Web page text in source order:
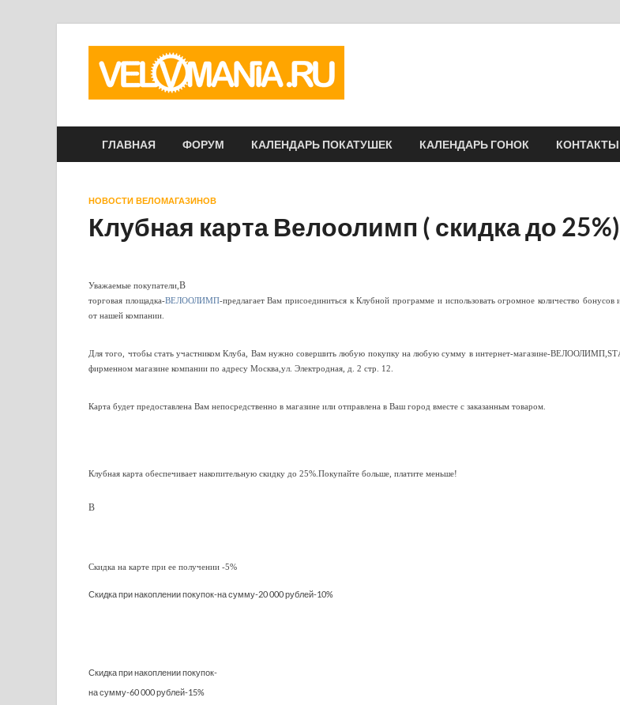
ГЛАВНАЯ ФОРУМ КАЛЕНДАРЬ ПОКАТУШЕК КАЛЕНДАРЬ ГОНОК КОНТАКТЫ
НОВОСТИ ВЕЛОМАГАЗИНОВ
Клубная карта Велоолимп ( скидка до 25%)
Уважаемые покупатели, В
торговая площадка-ВЕЛООЛИМП-предлагает Вам присоединиться к Клубной программе и использовать огромное количество бонусов
от нашей компании.
Для того, чтобы стать участником Клуба, Вам нужно совершить любую покупку на любую сумму в интернет-магазине-
фирменном магазине компании по адресу Москва,ул. Электродная, д. 2 стр. 12.
Карта будет предоставлена Вам непосредственно в магазине или отправлена в Ваш город вместе с заказанным товаром.
Клубная карта обеспечивает накопительную скидку до 25%.Покупайте больше, платите меньше!
В
Скидка на карте при ее получении -5%
Скидка при накоплении покупок-на сумму-20 000 рублей-10%
Скидка при накоплении покупок-
на сумму-60 000 рублей-15%